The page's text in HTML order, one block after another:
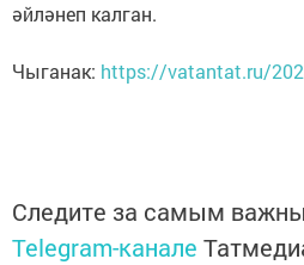
әйләнеп калган.
Чыганак: https://vatantat.ru/
Следите за самым
Telegram-канале